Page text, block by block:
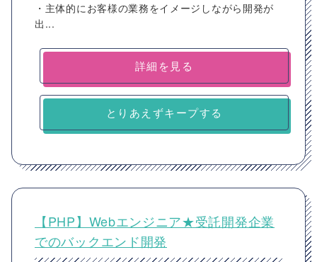
・主体的にお客様の業務をイメージしながら開発が
出...
詳細を見る
とりあえずキープする
【PHP】Webエンジニア★受託開発企業
でのバックエンド開発